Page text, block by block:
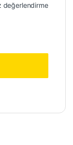
değerlendirme